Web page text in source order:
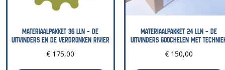
MATERIAALPAKKET 36 LLN – DE
UITVINDERS EN DE VERDRONKEN RIVIER
€ 175,00
MATERIAALPAKKET 24 LLN – DE
UITVINDERS GOOCHELEN MET
€150,00